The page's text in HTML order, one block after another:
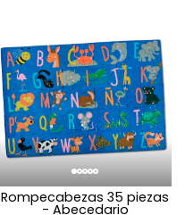
Rompecabezas 35 piezas
- Abecedario